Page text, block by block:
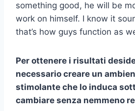
something good, he will be
work on himself. I know it
that’s how guys function as
Per ottenere i risultati
necessario creare un
stimolante che lo induca
cambiare senza nemmeno